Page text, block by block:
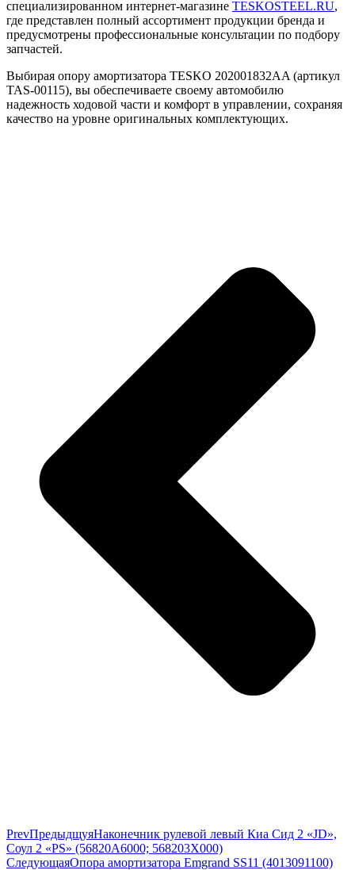
специализированном интернет-магазине TESKOSTEEL.RU,
где представлен полный ассортимент продукции бренда и
предусмотрены профессиональные консультации по подбору
запчастей.
Выбирая опору амортизатора TESKO 202001832AA (артикул
TAS-00115), вы обеспечиваете своему автомобилю
надежность ходовой части и комфорт в управлении, сохраняя
качество на уровне оригинальных комплектующих.
PrevПредыдщуяНаконечник рулевой левый Киа Сид 2 «JD»,
Соул 2 «PS» (56820A6000; 568203X000)
СледующаяОпора амортизатора Emgrand SS11 (4013091100)